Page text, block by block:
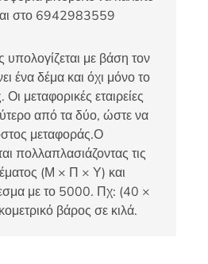
στο 6942983559
με βάση τον
ένα δέμα και όχι μόνο το
μεταφορικές εταιρείες
από τα δύο, ώστε να
μεταφοράς.Ο
πολλαπλασιάζοντας τις
(Μ × Π × Υ) και
με το 5000. Πχ: (40 ×
βάρος σε κιλά.